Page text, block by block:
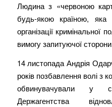
Людина з «червоною
будь-якою країною, яка
організації кримінальної
вимогу запитуючої
14 листопада Андрія
років позбавлення волі з
обвинувачували у
Держагентства